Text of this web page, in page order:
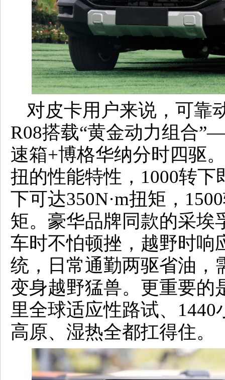
对皮卡用户来说，可靠
R08搭载“黄金动力组合
速箱+博格华纳分时四驱
扭的性能特性，1000转下
下可达350N·m扭矩，
矩。豪华品牌同款的采埃
车时不怕顿挫，越野时响
统，日常通勤两驱省油，
变身越野猛兽。更重要的
里全球适应性路试、
高原、湿热全都扛得住。